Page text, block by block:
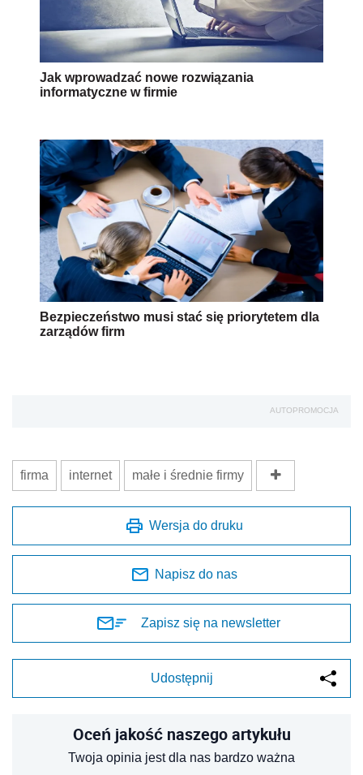
Jak wprowadzać nowe rozwiązania
informatyczne w firmie
Bezpieczeństwo musi stać się priorytetem dla
zarządów firm
AUTOPROMOCJA
firma internet małe i średnie firmy
Wersja do druku
Napisz do nas
Zapisz się na newsletter
Udostępnij
Oceń jakość naszego artykułu
Twoja opinia jest dla nas bardzo ważna